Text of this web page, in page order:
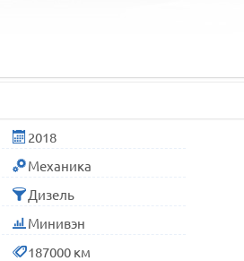
2018
Механика
Дизель
Минивэн
187000 км